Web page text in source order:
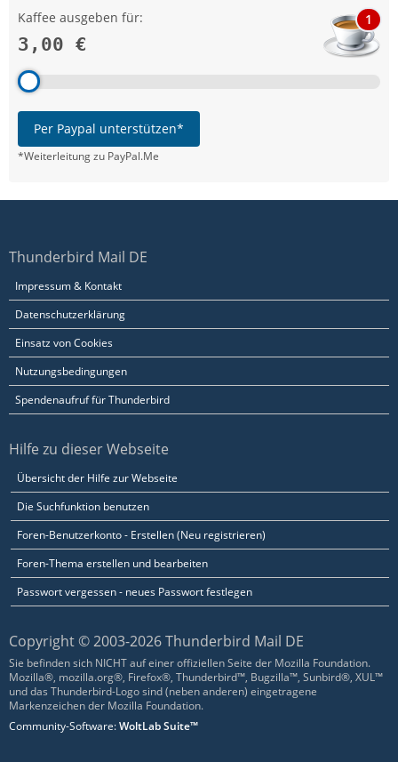
Kaffee ausgeben für:
3,00 €
1
Per Paypal unterstützen*
*Weiterleitung zu PayPal.Me
Thunderbird Mail DE
Impressum & Kontakt
Datenschutzerklärung
Einsatz von Cookies
Nutzungsbedingungen
Spendenaufruf für Thunderbird
Hilfe zu dieser Webseite
Übersicht der Hilfe zur Webseite
Die Suchfunktion benutzen
Foren-Benutzerkonto - Erstellen (Neu registrieren)
Foren-Thema erstellen und bearbeiten
Passwort vergessen - neues Passwort festlegen
Copyright © 2003-2026 Thunderbird Mail DE
Sie befinden sich NICHT auf einer offiziellen Seite der Mozilla Foundation.
Mozilla®, mozilla.org®, Firefox®, Thunderbird™, Bugzilla™, Sunbird®, XUL™
und das Thunderbird-Logo sind (neben anderen) eingetragene
Markenzeichen der Mozilla Foundation.
Community-Software:WoltLab Suite™